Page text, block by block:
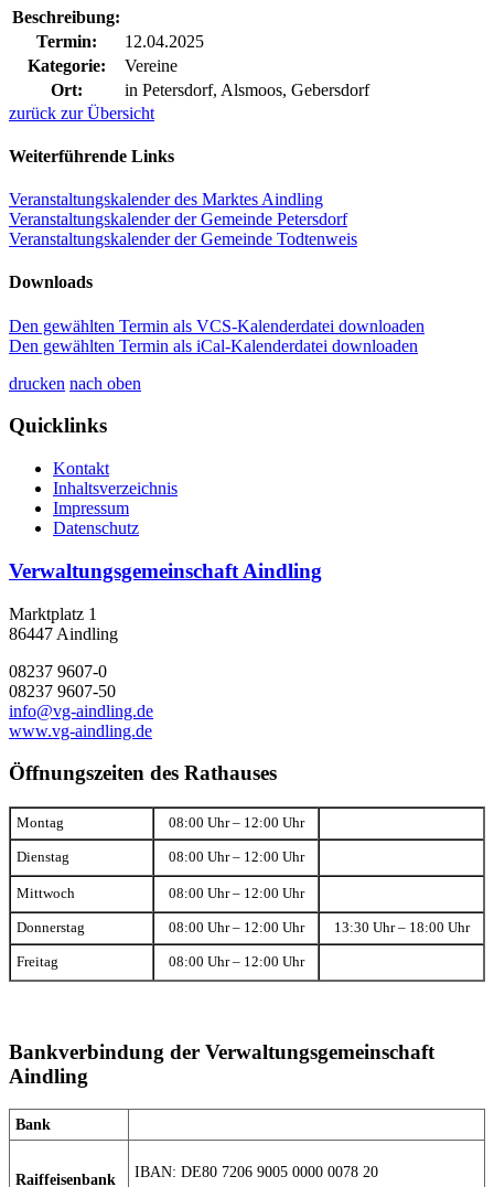
Beschreibung:
Termin:
12.04.2025
Kategorie:
Vereine
Ort:
in Petersdorf, Alsmoos, Gebersdorf
zurück zur Übersicht
Weiterführende Links
Veranstaltungskalender des Marktes Aindling
Veranstaltungskalender der Gemeinde Petersdorf
Veranstaltungskalender der Gemeinde Todtenweis
Downloads
Den gewählten Termin als VCS-Kalenderdatei downloaden
Den gewählten Termin als iCal-Kalenderdatei downloaden
drucken nach oben
Quicklinks
Kontakt
Inhaltsverzeichnis
Impressum
Datenschutz
Verwaltungsgemeinschaft Aindling
Marktplatz 1
86447 Aindling
08237 9607-0
08237 9607-50
info@vg-aindling.de
www.vg-aindling.de
Öffnungszeiten des Rathauses
Montag 08:00 Uhr – 12:00 Uhr
Dienstag 08:00 Uhr – 12:00 Uhr
Mittwoch 08:00 Uhr – 12:00 Uhr
Donnerstag 08:00 Uhr – 12:00 Uhr 13:30 Uhr – 18:00 Uhr
Freitag 08:00 Uhr – 12:00 Uhr
Bankverbindung der Verwaltungsgemeinschaft
Aindling
Bank
Raiffeisenbank IBAN: DE80 7206 9005 0000 0078 20